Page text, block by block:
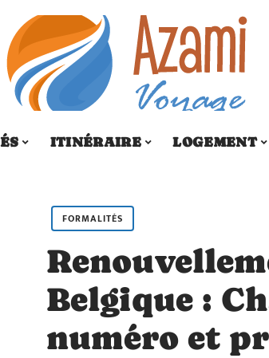
ITINÉRAIRE LOGEMENT
FORMALITÉS
Belgique :
numéro et